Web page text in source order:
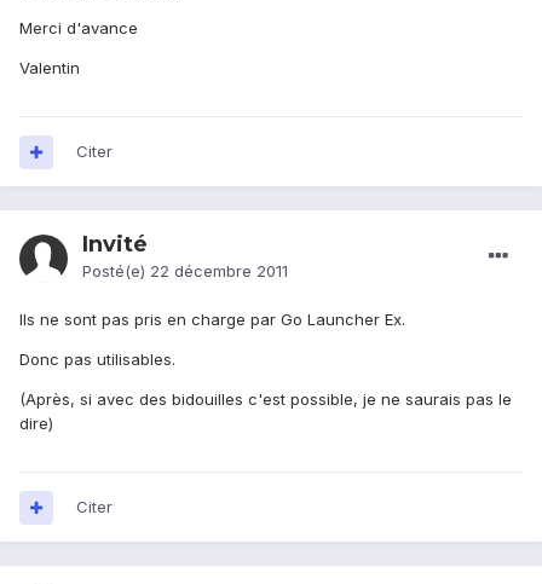
Merci d'avance
Valentin
Citer
Invité
Posté(e) 22 décembre 2011
Ils ne sont pas pris en charge par Go Launcher Ex.
Donc pas utilisables.
(Après, si avec des bidouilles c'est possible, je ne saurais pas le
dire)
Citer